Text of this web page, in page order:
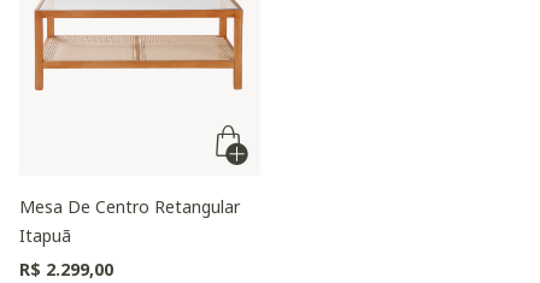
Mesa De Centro Retangular
Itapuã
R$ 2.299,00